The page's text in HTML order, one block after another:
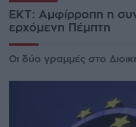
ΕΚΤ: Αμφίρροπη η
ερχόμενη Πέμπτη
Οι δύο γραμμές στο